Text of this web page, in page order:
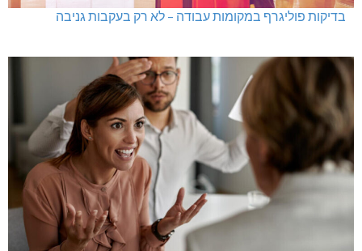
בדיקות פוליגרף במקומות עבודה – לא רק בעקבות גניבה